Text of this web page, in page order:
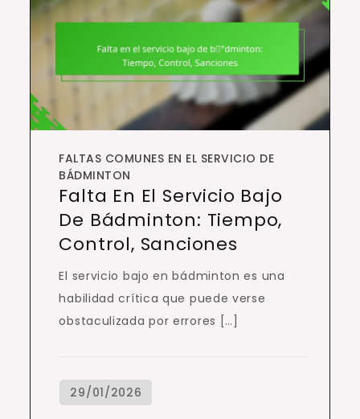
FALTAS COMUNES EN EL SERVICIO DE
BÁDMINTON
Falta En El Servicio Bajo
De Bádminton: Tiempo,
Control, Sanciones
El servicio bajo en bádminton es una
habilidad crítica que puede verse
obstaculizada por errores […]